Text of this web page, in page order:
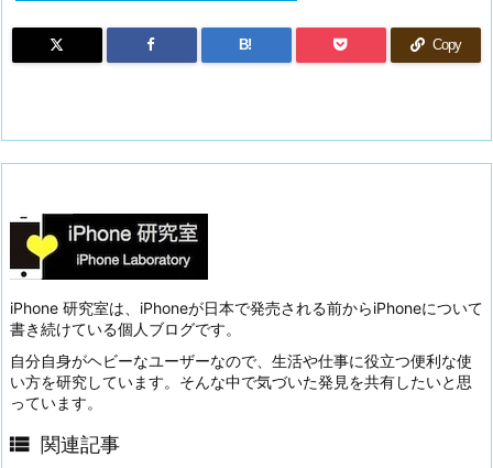
B! Copy
iPhone 研究室は、iPhoneが日本で発売される前からiPhoneについて
書き続けている個人ブログです。
自分自身がヘビーなユーザーなので、生活や仕事に役立つ便利な使
い方を研究しています。そんな中で気づいた発見を共有したいと思
っています。
 関連記事